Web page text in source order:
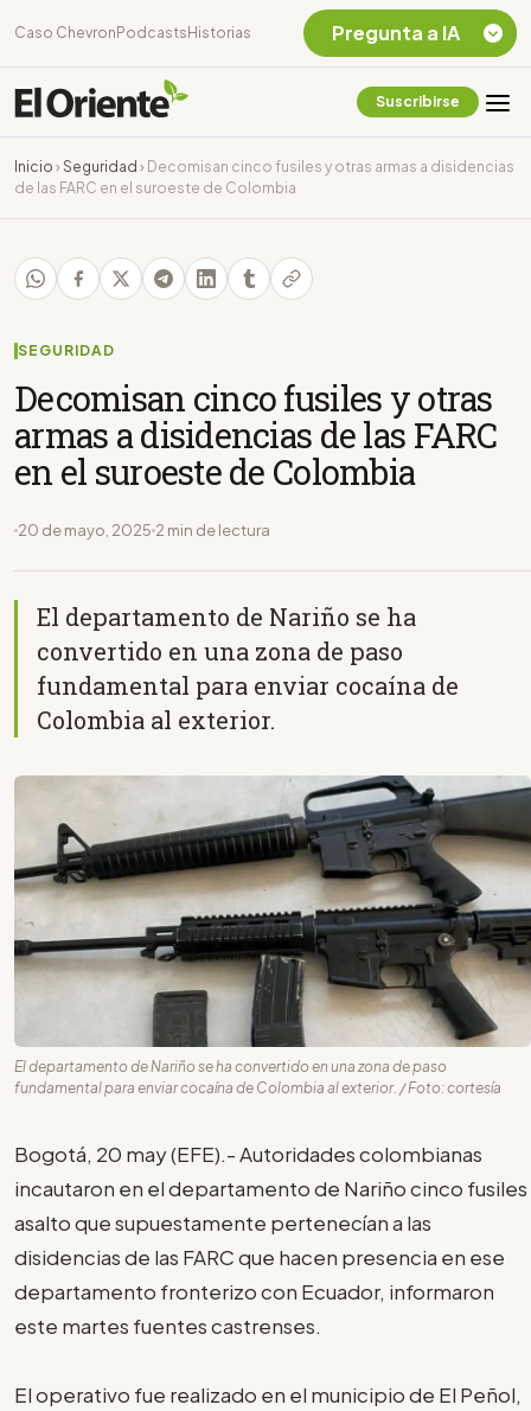
Caso Chevron Podcasts Historias
Suscribirse
Inicio › Seguridad › Decomisan cinco fusiles y otras armas a disidencias
de las FARC en el suroeste de Colombia
SEGURIDAD
Decomisan cinco fusiles y otras
armas a disidencias de las FARC
en el suroeste de Colombia
20 de mayo, 2025 2 min de lectura
El departamento de Nariño se ha
convertido en una zona de paso
fundamental para enviar cocaína de
Colombia al exterior.
El departamento de Nariño se ha convertido en una zona de paso
fundamental para enviar cocaína de Colombia al exterior. / Foto: cortesía
Bogotá, 20 may (EFE).- Autoridades colombianas
incautaron en el departamento de Nariño cinco fusiles
asalto que supuestamente pertenecían a las
disidencias de las FARC que hacen presencia en ese
departamento fronterizo con Ecuador, informaron
este martes fuentes castrenses.
El operativo fue realizado en el municipio de El Peñol,
Pregunta a IA
Chevron Ecuador